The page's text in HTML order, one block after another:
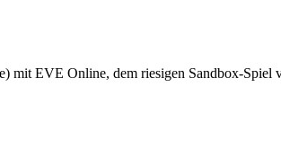
mit EVE Online, dem riesigen Sandbox-Spiel